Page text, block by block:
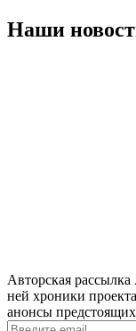
Наши
Авторская
ней хроники
анонсы